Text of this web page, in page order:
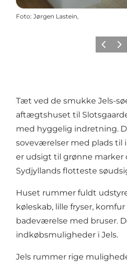
Foto: Jørgen Lastein,
Forrige
Tæt ved de smukke Jels-
aftægtshuset til
med hyggelig indretning.
soveværelser med plads til
er udsigt til grønne marker
Sydjyllands flotteste
Huset rummer fuldt
køleskab, lille fryser,
badeværelse med bruser.
indkøbsmuligheder i Jels.
Jels rummer rige